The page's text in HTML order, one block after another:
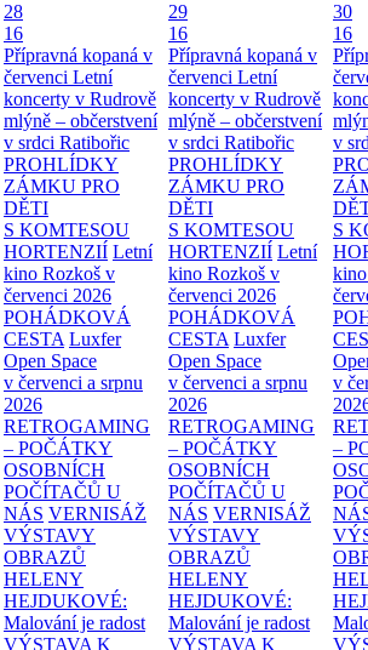
28
16
Přípravná kopaná v
červenci Letní
koncerty v Rudrově
mlýně – občerstvení
v srdci Ratibořic
PROHLÍDKY
ZÁMKU PRO
DĚTI
S KOMTESOU
HORTENZIÍ Letní
kino Rozkoš v
červenci 2026
POHÁDKOVÁ
CESTA Luxfer
Open Space
v červenci a srpnu
2026
RETROGAMING
– POČÁTKY
OSOBNÍCH
POČÍTAČŮ U
NÁS VERNISÁŽ
VÝSTAVY
OBRAZŮ
HELENY
HEJDUKOVÉ:
Malování je radost
VÝSTAVA K
29
16
Přípravná kopaná v
červenci Letní
koncerty v Rudrově
mlýně – občerstvení
v srdci Ratibořic
PROHLÍDKY
ZÁMKU PRO
DĚTI
S KOMTESOU
HORTENZIÍ Letní
kino Rozkoš v
červenci 2026
POHÁDKOVÁ
CESTA Luxfer
Open Space
v červenci a srpnu
2026
RETROGAMING
– POČÁTKY
OSOBNÍCH
POČÍTAČŮ U
NÁS VERNISÁŽ
VÝSTAVY
OBRAZŮ
HELENY
HEJDUKOVÉ:
Malování je radost
VÝSTAVA K
30
16
v
S
v
–